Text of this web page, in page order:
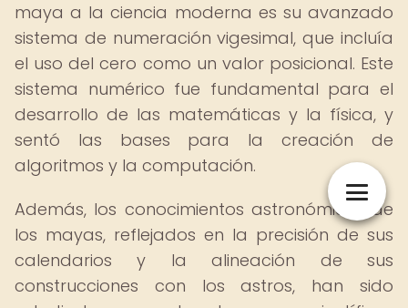
maya a la ciencia moderna es su avanzado
sistema de numeración vigesimal, que incluía
el uso del cero como un valor posicional. Este
sistema numérico fue fundamental para el
desarrollo de las matemáticas y la física, y
sentó las bases para la creación de
algoritmos y la computación.
Además, los conocimientos astronómicos de
los mayas, reflejados en la precisión de sus
calendarios y la alineación de sus
construcciones con los astros, han sido